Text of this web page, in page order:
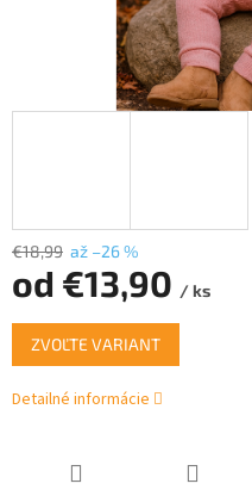
€18,99 až –26 %
od €13,90 / ks
Jednotková
cena:
ZVOĽTE VARIANT
Detailné informácie